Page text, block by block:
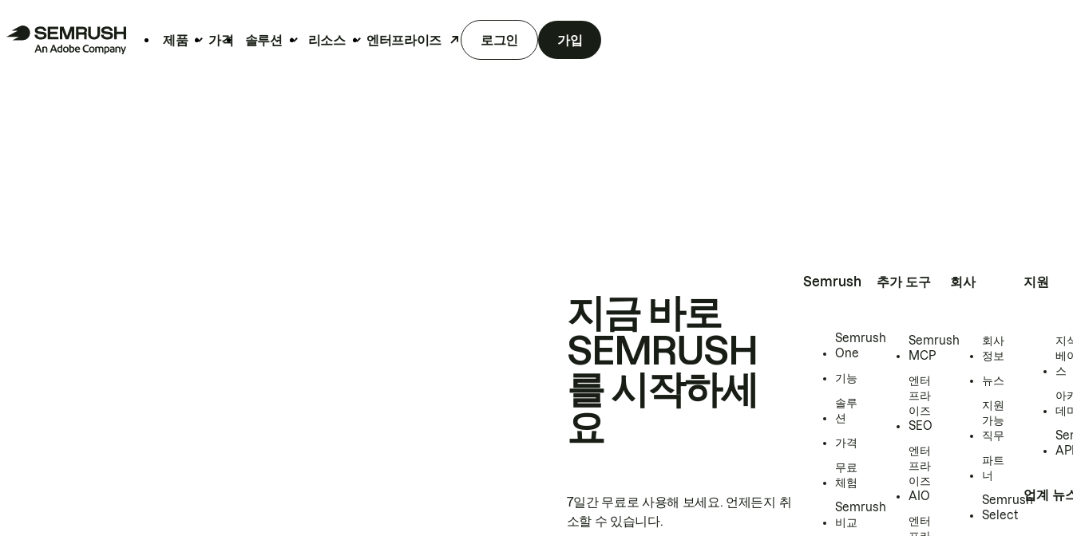
제품 가격 솔루션 리소스 엔터프라이즈 로그인 가입
지금 바로
SEMRUSH
를 시작하세
요
7일간 무료로 사용해 보세요. 언제든지 취
소할 수 있습니다.
Semrush
Semrush
One
기능
솔루
션
가격
무료
체험
Semrush
비교
추가 도구
Semrush
MCP
엔터
프라
이즈
SEO
엔터
프라
이즈
AIO
엔터
회사
회사
정보
뉴스
지원
가능
직무
파트
너
Semrush
Select
지원
지
베
스
아
데
업계 뉴